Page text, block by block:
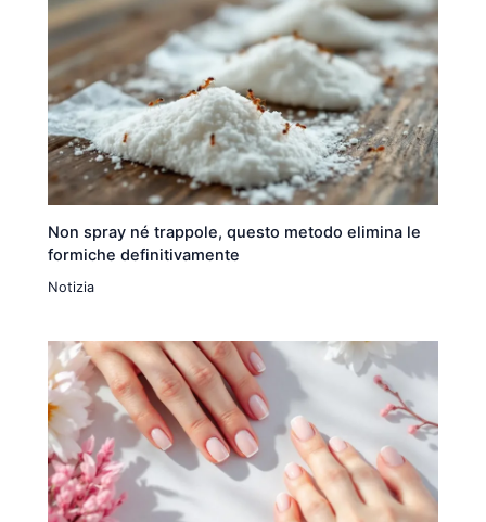
Non spray né trappole, questo metodo elimina le
formiche definitivamente
Notizia